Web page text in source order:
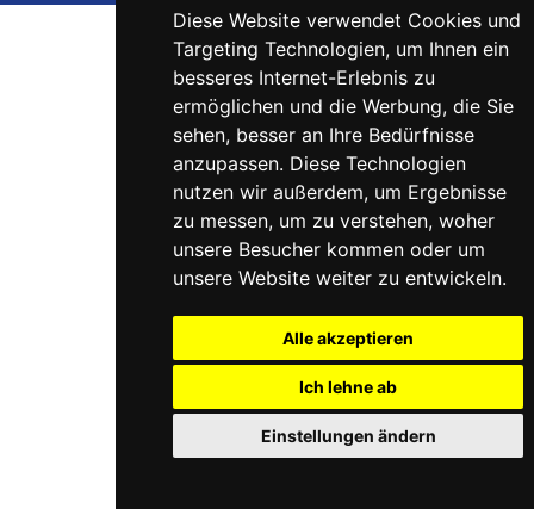
Diese Website verwendet Cookies und
Targeting Technologien, um Ihnen ein
besseres Internet-Erlebnis zu
ermöglichen und die Werbung, die Sie
sehen, besser an Ihre Bedürfnisse
anzupassen. Diese Technologien
nutzen wir außerdem, um Ergebnisse
zu messen, um zu verstehen, woher
unsere Besucher kommen oder um
unsere Website weiter zu entwickeln.
Alle akzeptieren
Ich lehne ab
Einstellungen ändern